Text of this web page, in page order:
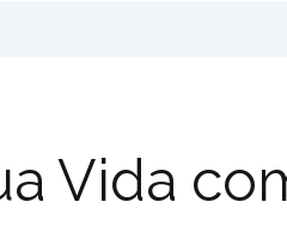
Vida